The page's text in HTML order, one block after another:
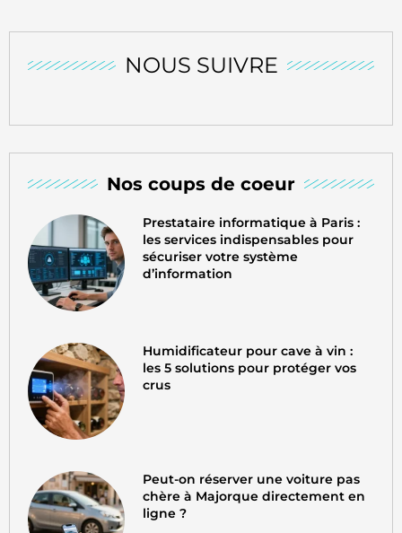
NOUS SUIVRE
Nos coups de coeur
Prestataire informatique à Paris :
les services indispensables pour
sécuriser votre système
d’information
Humidificateur pour cave à vin :
les 5 solutions pour protéger vos
crus
Peut-on réserver une voiture pas
chère à Majorque directement en
ligne ?